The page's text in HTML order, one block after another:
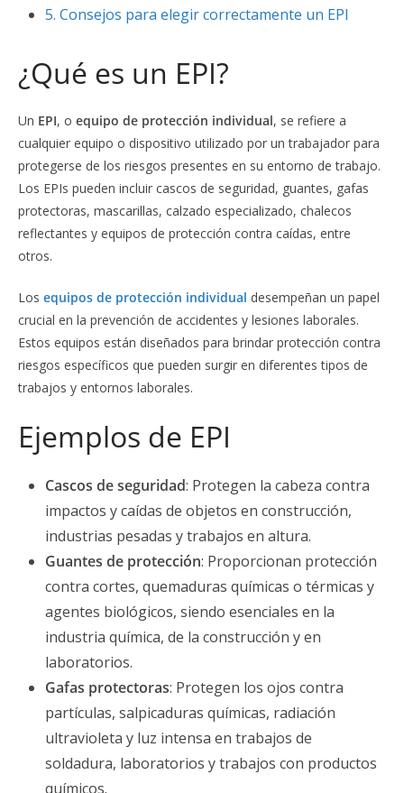
5. Consejos para elegir correctamente un EPI
¿Qué es un EPI?
Un EPI, o equipo de protección individual, se refiere a
cualquier equipo o dispositivo utilizado por un trabajador para
protegerse de los riesgos presentes en su entorno de trabajo.
Los EPIs pueden incluir cascos de seguridad, guantes, gafas
protectoras, mascarillas, calzado especializado, chalecos
reflectantes y equipos de protección contra caídas, entre
otros.
Los equipos de protección individual desempeñan un papel
crucial en la prevención de accidentes y lesiones laborales.
Estos equipos están diseñados para brindar protección contra
riesgos específicos que pueden surgir en diferentes tipos de
trabajos y entornos laborales.
Ejemplos de EPI
Cascos de seguridad: Protegen la cabeza contra
impactos y caídas de objetos en construcción,
industrias pesadas y trabajos en altura.
Guantes de protección: Proporcionan protección
contra cortes, quemaduras químicas o térmicas y
agentes biológicos, siendo esenciales en la
industria química, de la construcción y en
laboratorios.
Gafas protectoras: Protegen los ojos contra
partículas, salpicaduras químicas, radiación
ultravioleta y luz intensa en trabajos de
soldadura, laboratorios y trabajos con productos
químicos.